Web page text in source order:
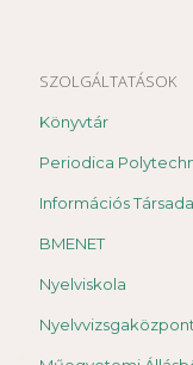
SZOLGÁLTATÁSOK
Könyvtár
Periodica
Információs
BMENET
Nyelviskola
Nyelvvizsgaközpont